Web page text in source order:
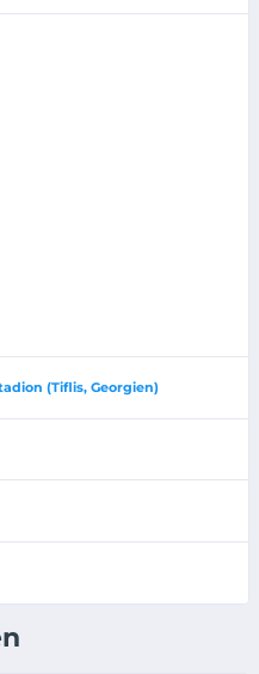
(Tiflis, Georgien)